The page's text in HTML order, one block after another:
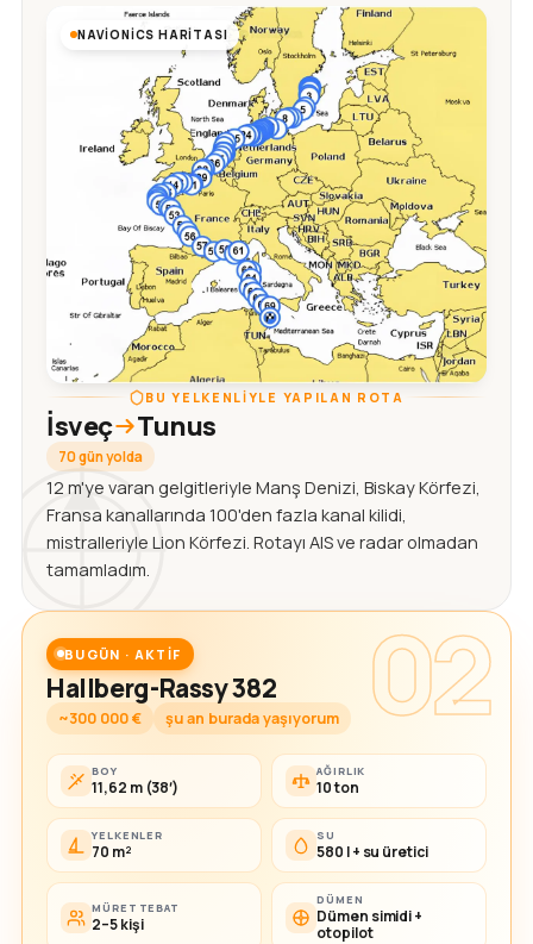
NAVIONICS HARITASI
BU YELKENLIYLE YAPILAN ROTA
İsveç Tunus
70 gün yolda
12 m'ye varan gelgitleriyle Manş Denizi, Biskay Körfezi,
Fransa kanallarında 100'den fazla kanal kilidi,
mistralleriyle Lion Körfezi. Rotayı AIS ve radar olmadan
tamamladım.
02
BUGÜN · AKTIF
Hallberg-Rassy 382
~300 000 € şu an burada yaşıyorum
BOY
11,62 m (38′)
AĞIRLIK
10 ton
YELKENLER
70 m²
SU
580 l + su üretici
MÜRETTEBAT
2–5 kişi
DÜMEN
Dümen simidi +
otopilot